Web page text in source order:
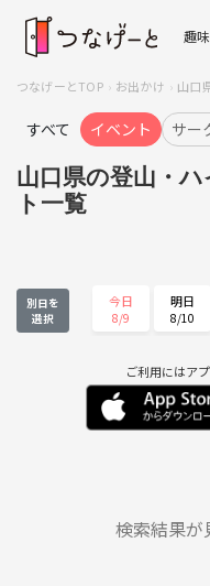
趣
つなげーとTOP お出かけ 山口
すべて イベント サー
山口県の登山・
ト一覧
別日を
選択
今日
8/9
明日
8/10
8/15 8/16
金
8/21
土
8/22
9/2 9/3
ご利用にはア
検索結果が